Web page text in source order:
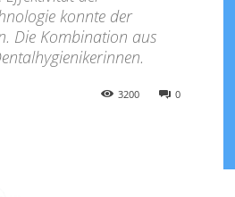
konnte der
Die Kombination aus
0
3200